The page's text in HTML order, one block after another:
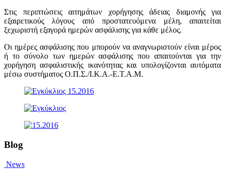
Στις περιπτώσεις αιτημάτων χορήγησης άδειας διαμονής για
εξαιρετικούς λόγους από προστατευόμενα μέλη, απαιτείται
ξεχωριστή εξαγορά ημερών ασφάλισης για κάθε μέλος.
Οι ημέρες ασφάλισης που μπορούν να αναγνωριστούν είναι μέρος
ή το σύνολο των ημερών ασφάλισης που απαιτούνται για την
χορήγηση ασφαλιστικής ικανότητας και υπολογίζονται αυτόματα
μέσω συστήματος Ο.Π.Σ./Ι.Κ.Α.-Ε.Τ.Α.Μ.
Blog
News